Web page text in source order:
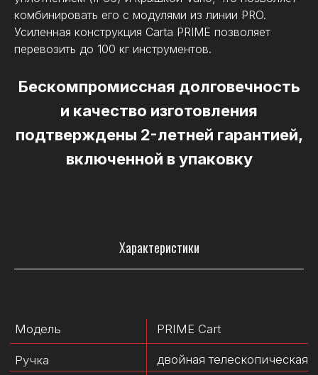
комбинировать его с модулями из линии PRO.
Усиленная конструкция Carta PRIME позволяет
перевозить до 100 кг инструментов.
Бескомпромиссная долговечность
и качество изготовления
подтверждены 2-летней гарантией,
включенной в упаковку
Характеристики
Защелки прочные
Объем главного
Колеса 2 шт.